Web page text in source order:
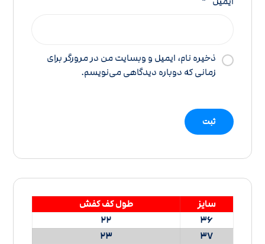
ذخیره نام، ایمیل و وبسایت من در مرورگر برای
زمانی که دوباره دیدگاهی می‌نویسم.
سایز
طول کف کفش
36
22
37
23